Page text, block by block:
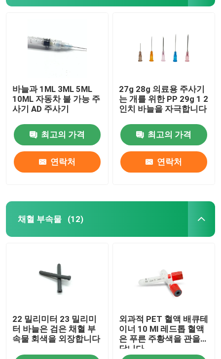
바늘과 1ML 3ML 5ML
10ML 자동차 불 가능 주
사기 AD 주사기
최고의 가격
연락처
27g 28g 의료용 주사기
는 개를 위한 PP 29g 1 2
인치 바늘을 자극합니다
최고의 가격
연락처
채혈 부속물 (12)
22 밀리미터 23 밀리미
터 바늘은 검은 채혈 부
속물 회색을 외장합니다
외과적 PET 혈액 배큐테
이너 10 Ml 레드톱 혈액
은 푸른 주황색을 관을
답니다